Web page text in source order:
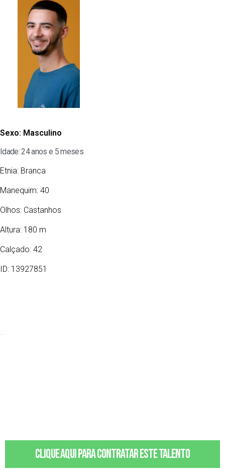
Sexo: Masculino
Idade: 24 anos e 5 meses
Etnia: Branca
Manequim: 40
Olhos: Castanhos
Altura: 180 m
Calçado: 42
ID: 13927851
Clique aqui para contratar este talento